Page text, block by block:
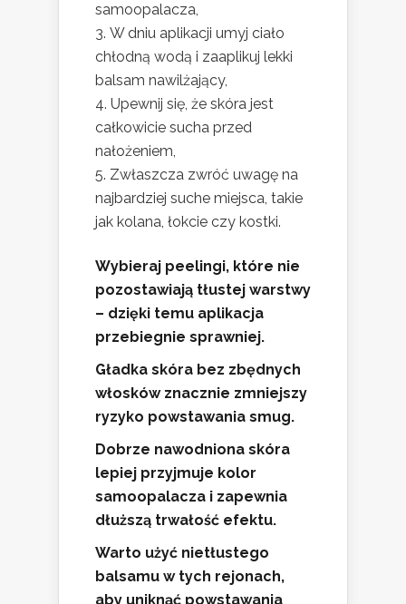
samoopalacza,
W dniu aplikacji umyj ciało
chłodną wodą i zaaplikuj lekki
balsam nawilżający,
Upewnij się, że skóra jest
całkowicie sucha przed
nałożeniem,
Zwłaszcza zwróć uwagę na
najbardziej suche miejsca, takie
jak kolana, łokcie czy kostki.
Wybieraj peelingi, które nie
pozostawiają tłustej warstwy
– dzięki temu aplikacja
przebiegnie sprawniej.
Gładka skóra bez zbędnych
włosków znacznie zmniejszy
ryzyko powstawania smug.
Dobrze nawodniona skóra
lepiej przyjmuje kolor
samoopalacza i zapewnia
dłuższą trwałość efektu.
Warto użyć nietłustego
balsamu w tych rejonach,
aby uniknąć powstawania